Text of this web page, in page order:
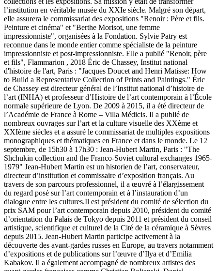
l’institution en véritable musée du XXIe siècle. Malgré son départ,
elle assurera le commissariat des expositions "Renoir : Père et fils.
Peinture et cinéma" et "Berthe Morisot, une femme
impressionniste", organisées à la Fondation. Sylvie Patry est
reconnue dans le monde entier comme spécialiste de la peinture
impressionniste et post-impressionniste. Elle a publié "Renoir, père
et fils", Flammarion , 2018 Éric de Chassey, Institut national
d'histoire de l'art, Paris : "Jacques Doucet and Henri Matisse: How
to Build a Representative Collection of Prints and Paintings." Éric
de Chassey est directeur général de l’Institut national d’histoire de
l’art (INHA) et professeur d’Histoire de l’art contemporain à l’École
normale supérieure de Lyon. De 2009 à 2015, il a été directeur de
l’Académie de France à Rome – Villa Médicis. Il a publié de
nombreux ouvrages sur l’art et la culture visuelle des XXème et
XXIème siècles et a assuré le commissariat de multiples expositions
monographiques et thématiques en France et dans le monde. Le 12
septembre, de 15h30 à 17h30 : Jean-Hubert Martin, Paris : "The
Shchukin collection and the Franco-Soviet cultural exchanges 1965-
1979" Jean-Hubert Martin est un historien de l’art, conservateur,
directeur d’institution et commissaire d’exposition français. Au
travers de son parcours professionnel, il a œuvré à l’élargissement
du regard posé sur l’art contemporain et à l’instauration d’un
dialogue entre les cultures.Il est président du comité de sélection du
prix SAM pour l’art contemporain depuis 2010, président du comité
d’orientation du Palais de Tokyo depuis 2011 et président du conseil
artistique, scientifique et culturel de la Cité de la céramique à Sèvres
depuis 2015. Jean-Hubert Martin participe activement à la
découverte des avant-gardes russes en Europe, au travers notamment
d’expositions et de publications sur l’œuvre d’Ilya et d’Emilia
Kabakov. Il a également accompagné de nombreux artistes des